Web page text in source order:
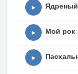
▶
▶ Мой рок
▶